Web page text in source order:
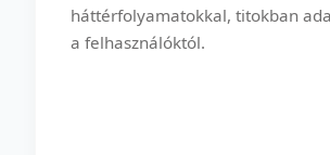
háttérfolyamatokkal, titokban
a felhasználóktól.